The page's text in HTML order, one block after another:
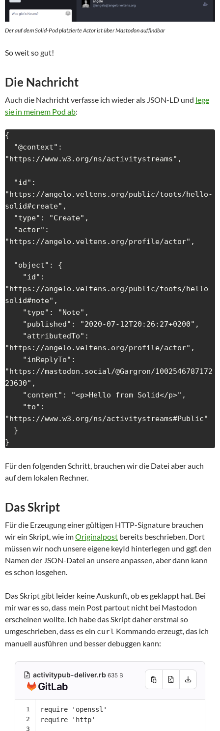
Der auf dem Solid-Pod platzierte Actor ist über Mastodon auffindbar
So weit so gut!
Die Nachricht
Auch die Nachricht verfasse ich wieder als JSON-LD und lege
sie in meinem Pod ab:
{
"https://www.w3.org/ns/activitystreams",
"https://angelo.veltens.org/public/toots/hello-
solid#create",
"https://angelo.veltens.org/profile/actor",
"https://angelo.veltens.org/public/toots/hello-
solid#note",
"https://angelo.veltens.org/profile/actor",
"https://mastodon.social/@Gargron/1002546787172
23630",
"https://www.w3.org/ns/activitystreams#Public"
}
Für den folgenden Schritt, brauchen wir die Datei aber auch
auf dem lokalen Rechner.
Das Skript
Für die Erzeugung einer gültigen HTTP-Signature brauchen
wir ein Skript, wie imOriginalpost bereits beschrieben. Dort
müssen wir noch unsere eigene keyId hinterlegen und ggf. den
Namen der JSON-Datei an unsere anpassen, aber dann kann
es schon losgehen.
Das Skript gibt leider keine Auskunft, ob es geklappt hat. Bei
mir war es so, dass mein Post partout nicht bei Mastodon
erscheinen wollte. Ich habe das Skript daher erstmal so
umgeschrieben, dass es ein curl Kommando erzeugt, das ich
manuell ausführen und besser debuggen kann:
activitypub-deliver.rb 635 B
1
2
3
require
'openssl'
require
'http'